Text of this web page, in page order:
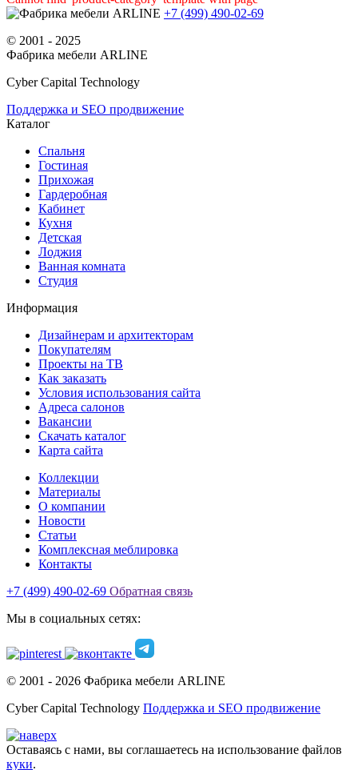
+7 (499) 490-02-69
© 2001 - 2025
Фабрика мебели ARLINE
Cyber Capital Technology
Поддержка и SEO продвижение
Каталог
Спальня
Гостиная
Прихожая
Гардеробная
Кабинет
Кухня
Детская
Лоджия
Ванная комната
Студия
Информация
Дизайнерам и архитекторам
Покупателям
Проекты на ТВ
Как заказать
Условия использования сайта
Адреса салонов
Вакансии
Скачать каталог
Карта сайта
Коллекции
Материалы
О компании
Новости
Статьи
Комплексная меблировка
Контакты
+7 (499) 490-02-69 Обратная связь
Мы в социальных сетях:
© 2001 - 2026 Фабрика мебели ARLINE
Cyber Capital Technology Поддержка и SEO продвижение
Оставаясь с нами, вы соглашаетесь на использование файлов
куки.